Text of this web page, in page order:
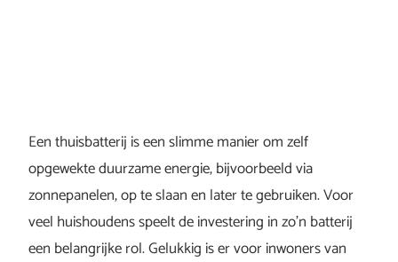
Een thuisbatterij is een slimme manier om zelf
opgewekte duurzame energie, bijvoorbeeld via
zonnepanelen, op te slaan en later te gebruiken. Voor
veel huishoudens speelt de investering in zo’n batterij
een belangrijke rol. Gelukkig is er voor inwoners van